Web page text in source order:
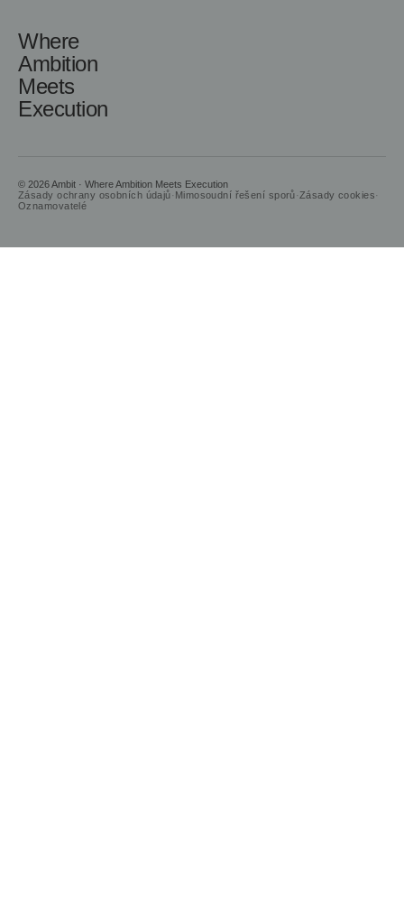
Where
Ambition
Meets
Execution
© 2026 Ambit · Where Ambition Meets Execution
Zásady ochrany osobních údajů· Mimosoudní řešení sporů· Zásady cookies·
Oznamovatelé